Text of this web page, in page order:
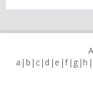
a b c d e f g h